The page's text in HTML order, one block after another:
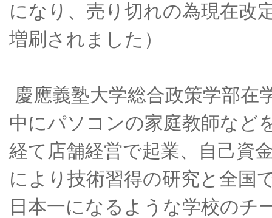
になり、売り切れの為現在改
増刷されました）
慶應義塾大学総合政策学部在
中にパソコンの家庭教師など
経て店舗経営で起業、自己資
により技術習得の研究と全国
日本一になるような学校のチ